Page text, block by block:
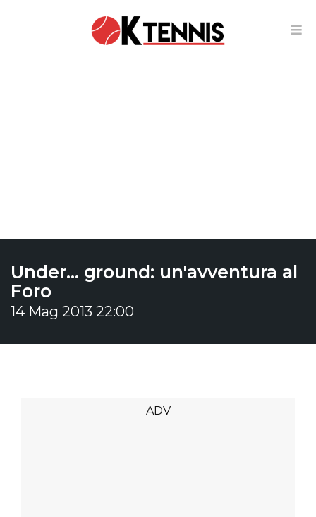
Under… ground: un'avventura al
Foro
14 Mag 2013 22:00